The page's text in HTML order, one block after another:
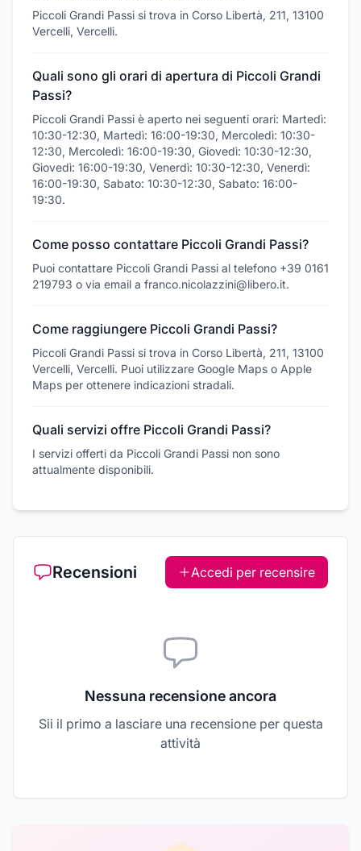
Piccoli Grandi Passi si trova in Corso Libertà, 211, 13100
Vercelli, Vercelli.
Quali sono gli orari di apertura di Piccoli Grandi
Passi?
Piccoli Grandi Passi è aperto nei seguenti orari: Martedì:
10:30-12:30, Martedì: 16:00-19:30, Mercoledì: 10:30-
12:30, Mercoledì: 16:00-19:30, Giovedì: 10:30-12:30,
Giovedì: 16:00-19:30, Venerdì: 10:30-12:30, Venerdì:
16:00-19:30, Sabato: 10:30-12:30, Sabato: 16:00-
19:30.
Come posso contattare Piccoli Grandi Passi?
Puoi contattare Piccoli Grandi Passi al telefono +39 0161
219793 o via email a franco.nicolazzini@libero.it.
Come raggiungere Piccoli Grandi Passi?
Piccoli Grandi Passi si trova in Corso Libertà, 211, 13100
Vercelli, Vercelli. Puoi utilizzare Google Maps o Apple
Maps per ottenere indicazioni stradali.
Quali servizi offre Piccoli Grandi Passi?
I servizi offerti da Piccoli Grandi Passi non sono
attualmente disponibili.
Recensioni Accedi per recensire
Nessuna recensione ancora
Sii il primo a lasciare una recensione per questa
attività